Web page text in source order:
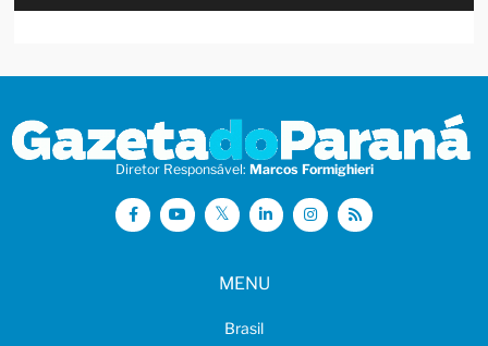
Diretor Responsável: Marcos Formighieri
MENU
Brasil